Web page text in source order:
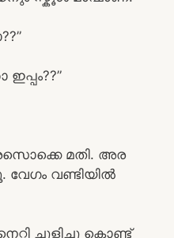
മതി. അര
വേഗം വണ്ടിയിൽ
ചുളിച്ചു കൊണ്ട്